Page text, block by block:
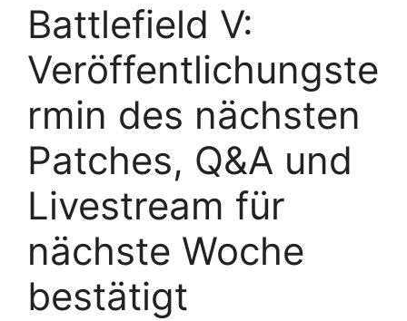
Battlefield V:
Veröffentlichungste
rmin des nächsten
Patches, Q&A und
Livestream für
nächste Woche
bestätigt